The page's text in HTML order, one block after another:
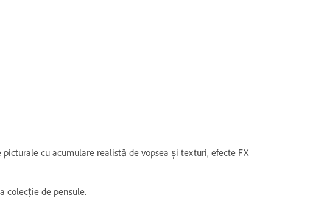
cu acumulare realistă de vopsea și texturi, efecte FX
colecție de pensule.